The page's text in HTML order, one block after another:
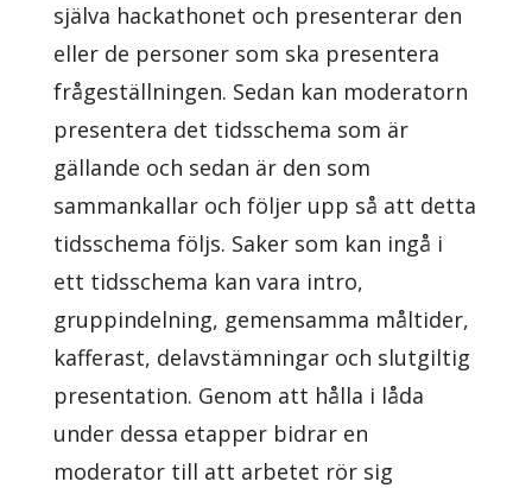
själva hackathonet och presenterar den
eller de personer som ska presentera
frågeställningen. Sedan kan moderatorn
presentera det tidsschema som är
gällande och sedan är den som
sammankallar och följer upp så att detta
tidsschema följs. Saker som kan ingå i
ett tidsschema kan vara intro,
gruppindelning, gemensamma måltider,
kafferast, delavstämningar och slutgiltig
presentation. Genom att hålla i låda
under dessa etapper bidrar en
moderator till att arbetet rör sig